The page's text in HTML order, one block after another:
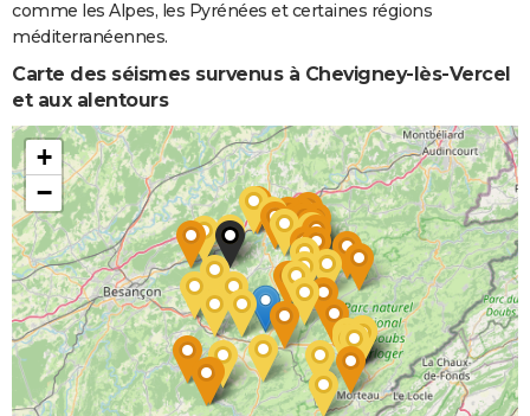
comme les Alpes, les Pyrénées et certaines régions
méditerranéennes.
Carte des séismes survenus à Chevigney-lès-Vercel
et aux alentours
+
−